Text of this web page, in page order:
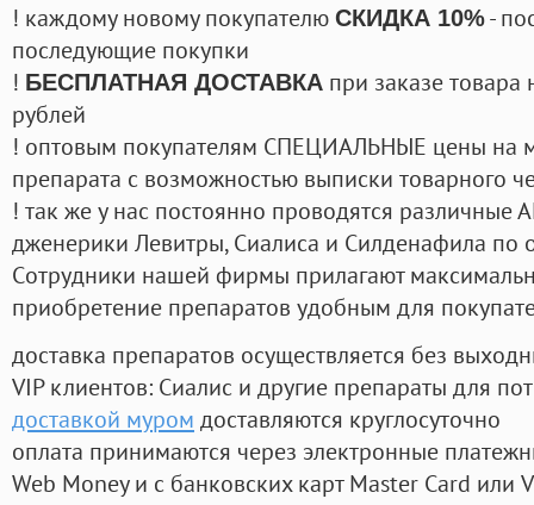
! каждому новому покупателю СКИДКА 10%-
последующие покупки
! БЕСПЛАТНАЯ ДОСТАВКА при заказе
рублей
! оптовым покупателям СПЕЦИАЛЬНЫЕ цены на
препарата с возможностью выписки товарного
! так же у нас постоянно проводятся
дженерики Левитры, Сиалиса и Силденафила по
Cотрудники нашей фирмы прилагают
приобретение препаратов удобным для
доставка препаратов осуществляется без
VIP клиентов: Сиалис и другие препараты для
доставкой муром доставляются круглосуточно
оплата принимаются через электронные
Web Money и с банковских карт Master Card или